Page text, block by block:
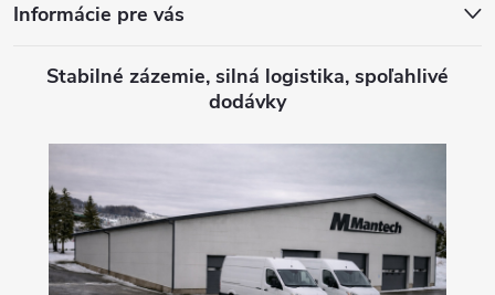
Informácie pre vás
Stabilné zázemie, silná logistika, spoľahlivé
dodávky